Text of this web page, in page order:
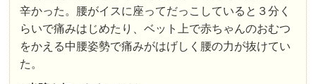
辛かった。腰がイスに座ってだっこしていると３分く
らいで痛みはじめたり、ベット上で赤ちゃんのおむつ
をかえる中腰姿勢で痛みがはげしく腰の力が抜けてい
た。